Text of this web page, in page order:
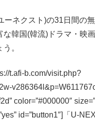
ーネクスト)の31日間の
な韓国(韓流)ドラマ・映
。
t.afi-b.com/visit.php?
color=”#000000″
id=”button1″]「U-